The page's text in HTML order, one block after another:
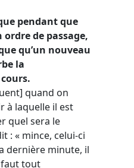
pendant que
de passage,
qu’un nouveau
la
quand on
à laquelle il est
quel sera le
: « mince, celui-ci
dernière minute, il
tout